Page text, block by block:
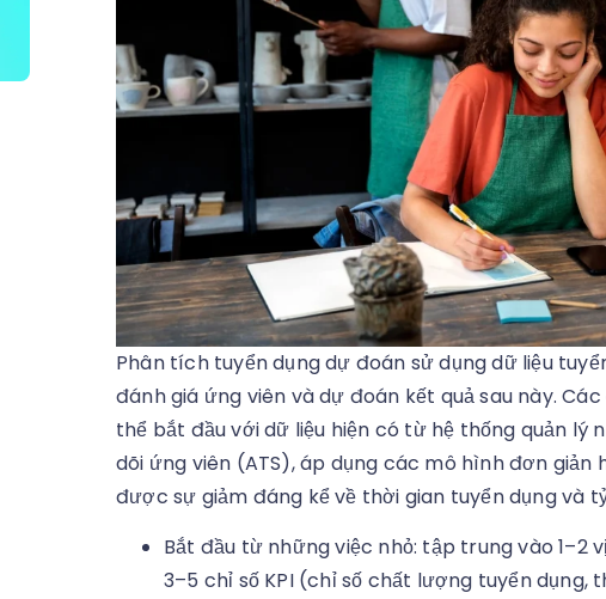
Phân tích tuyển dụng dự đoán sử dụng dữ liệu
đánh giá ứng viên và dự đoán kết quả sau này.
thể bắt đầu với dữ liệu hiện có từ hệ thống quản lý
dõi ứng viên (ATS), áp dụng các mô hình đơn
được sự giảm đáng kể về thời gian tuyển dụng và
Bắt đầu từ những việc nhỏ: tập trung vào
3–5 chỉ số KPI (chỉ số chất lượng tuyển dụng,